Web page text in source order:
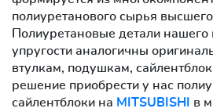
полиуретанового сырья высшего
Полиуретановые детали нашего
упругости аналогичны
втулкам, подушкам,
решение приобрести у нас
сайлентблоки на MITSUBISHI
в